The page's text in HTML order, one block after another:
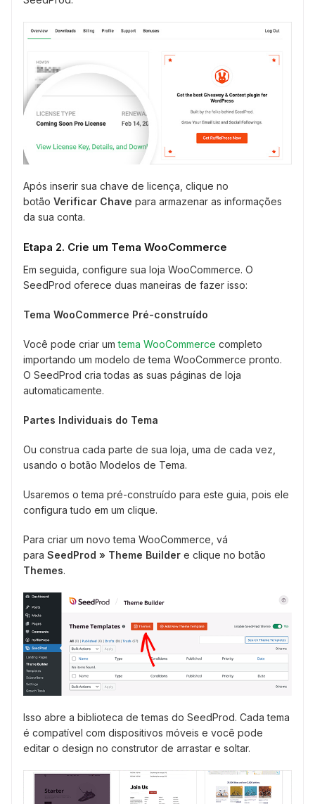
Após inserir sua chave de licença, clique no
botão Verificar Chave para armazenar as informações
da sua conta.
Etapa 2. Crie um Tema WooCommerce
Em seguida, configure sua loja WooCommerce. O
SeedProd oferece duas maneiras de fazer isso:
Tema WooCommerce Pré-construído
Você pode criar umtema WooCommerce completo
importando um modelo de tema WooCommerce pronto.
O SeedProd cria todas as suas páginas de loja
automaticamente.
Partes Individuais do Tema
Ou construa cada parte de sua loja, uma de cada vez,
usando o botão Modelos de Tema.
Usaremos o tema pré-construído para este guia, pois ele
configura tudo em um clique.
Para criar um novo tema WooCommerce, vá
para SeedProd » Theme Builder e clique no botão
Themes.
Isso abre a biblioteca de temas do SeedProd. Cada tema
é compatível com dispositivos móveis e você pode
editar o design no construtor de arrastar e soltar.